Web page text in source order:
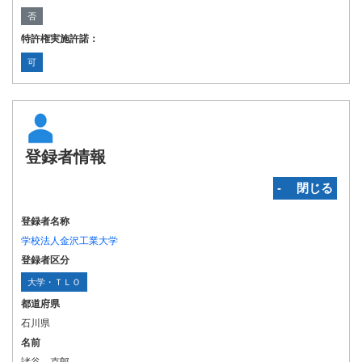
否
特許権実施許諾：
可
登録者情報
‐ 閉じる
登録者名称
学校法人金沢工業大学
登録者区分
大学・ＴＬＯ
都道府県
石川県
名前